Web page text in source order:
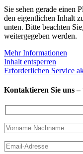
Sie sehen gerade einen
den eigentlichen Inhalt
unten. Bitte beachten
weitergegeben werden.
Mehr Informationen
Inhalt entsperren
Erforderlichen Service
Kontaktieren Sie uns